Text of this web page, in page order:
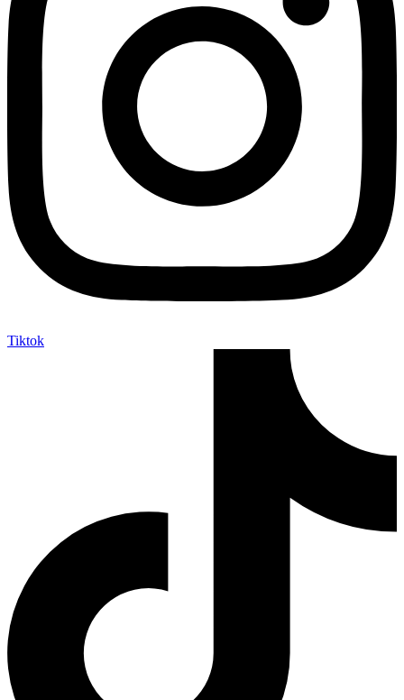
Tiktok